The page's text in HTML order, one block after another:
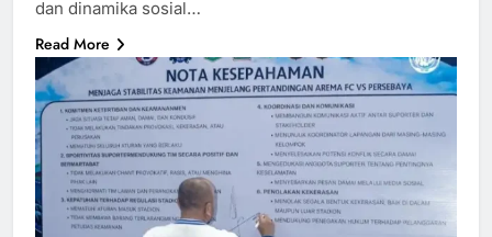
dan dinamika sosial…
Read More